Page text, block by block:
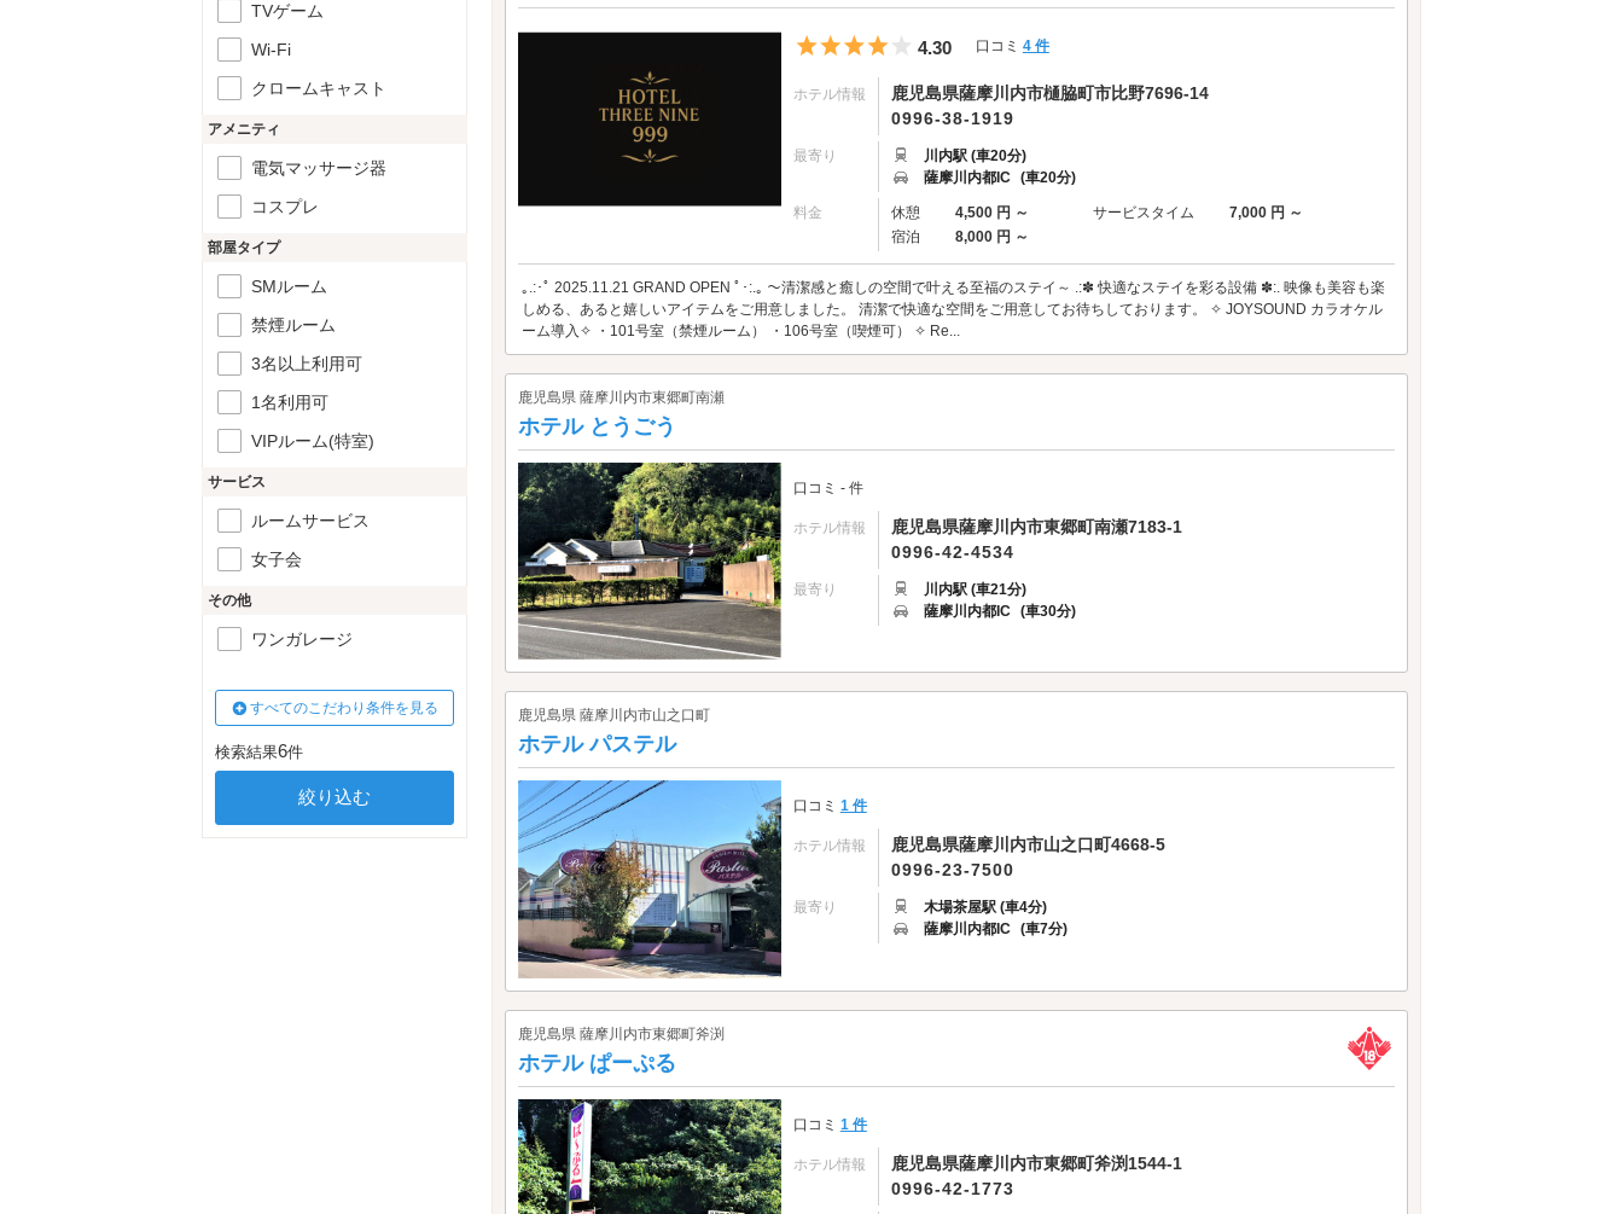
5つ星のうち4
4.30 口コミ 4 件
ホテル情報
鹿児島県薩摩川内市樋脇町市比野7696-14
0996-38-1919
最寄り
川内駅 (車20分)
薩摩川内都IC (車20分)
料金 休憩 4,500 円 ～ サービスタイム
7,000 円 ～
宿泊
8,000 円 ～
｡.:･ﾟ 2025.11.21 GRAND OPEN ﾟ･:.｡ ～清潔感と癒しの空間で叶える至福のステイ～ .:✽ 快適なステイを彩る設備 ✽:. 映像も美容も楽
しめる、あると嬉しいアイテムをご用意しました。 清潔で快適な空間をご用意してお待ちしております。 ✧ JOYSOUND カラオケル
ーム導入✧ ・101号室（禁煙ルーム） ・106号室（喫煙可） ✧ Re...
鹿児島県 薩摩川内市東郷町南瀬
ホテル とうごう
口コミ - 件
ホテル情報
鹿児島県薩摩川内市東郷町南瀬7183-1
0996-42-4534
最寄り
川内駅 (車21分)
薩摩川内都IC (車30分)
鹿児島県 薩摩川内市山之口町
ホテル パステル
口コミ 1 件
ホテル情報
鹿児島県薩摩川内市山之口町4668-5
0996-23-7500
最寄り
木場茶屋駅 (車4分)
薩摩川内都IC (車7分)
鹿児島県 薩摩川内市東郷町斧渕
ホテル ぱーぷる
口コミ 1 件
ホテル情報
鹿児島県薩摩川内市東郷町斧渕1544-1
0996-42-1773
TVゲーム
Wi-Fi
クロームキャスト
アメニティ
電気マッサージ器
コスプレ
部屋タイプ
SMルーム
禁煙ルーム
3名以上利用可
1名利用可
VIPルーム(特室)
サービス
ルームサービス
女子会
その他
ワンガレージ
すべてのこだわり条件を見る
検索結果6件